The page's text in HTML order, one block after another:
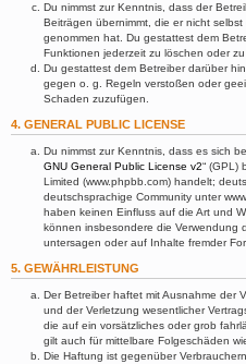
Du nimmst zur Kenntnis, dass der
Beiträgen übernimmt, die er nicht
genommen hat. Du gestattest dem
Funktionen jederzeit zu löschen oder zu
Du gestattest dem Betreiber darüber
gegen o. g. Regeln verstoßen oder
Schaden zuzufügen.
4. GENERAL PUBLIC LICENSE
Du nimmst zur Kenntnis, dass es sich
GNU General Public License v2“ (GPL)
Limited (www.phpbb.com) handelt;
deutschsprachige Community unter
haben keinen Einfluss auf die Art und
können insbesondere die Verwendung
untersagen oder auf Inhalte fremder
5. GEWÄHRLEISTUNG
Der Betreiber haftet mit Ausnahme der
und der Verletzung wesentlicher
die auf ein vorsätzliches oder grob
gilt auch für mittelbare Folgeschäden
Die Haftung ist gegenüber